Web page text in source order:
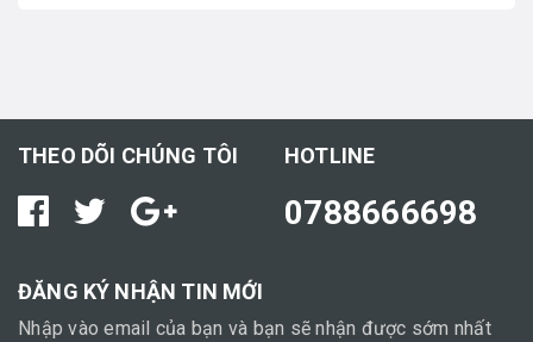
THEO DÕI CHÚNG TÔI HOTLINE
0788666698
ĐĂNG KÝ NHẬN TIN MỚI
Nhập vào email của bạn và bạn sẽ nhận được sớm nhất